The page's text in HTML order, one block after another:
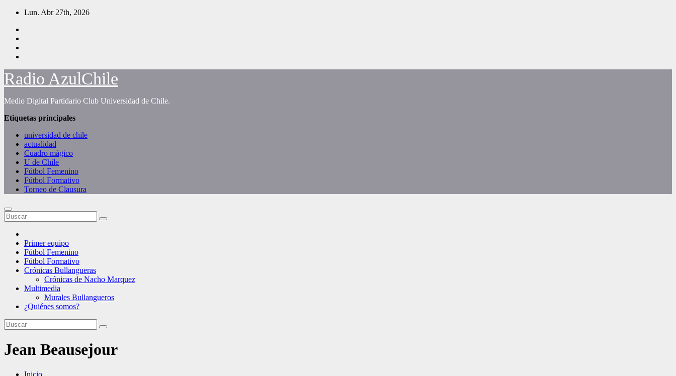
Saltar
contenido
Lun. Abr 27th, 2026
Radio AzulChile
Medio Digital Partidario Club Universidad de Chile.
Etiquetas principales
universidad de chile
actualidad
Cuadro mágico
U de Chile
Fútbol Femenino
Fútbol Formativo
Torneo de Clausura
Primer equipo
Fútbol Femenino
Fútbol Formativo
Crónicas Bullangueras
Crónicas de Nacho Marquez
Multimedia
Murales Bullangueros
¿Quiénes somos?
Jean Beausejour
Inicio